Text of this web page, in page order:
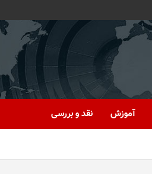
آموزش نقد و بررسی